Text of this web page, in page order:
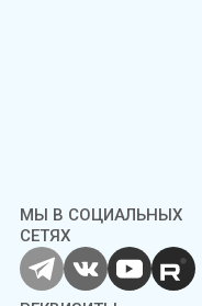
МЫ В СОЦИАЛЬНЫХ
СЕТЯХ